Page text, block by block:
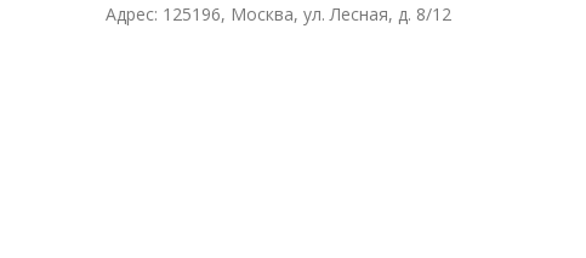
Адрес: 125196, Москва, ул. Лесная, д. 8/12